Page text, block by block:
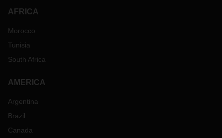
AFRICA
Morocco
Tunisia
South Africa
AMERICA
Argentina
Brazil
Canada